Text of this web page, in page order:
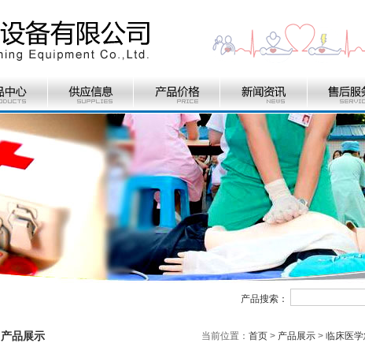
产品搜索：
产品展示 当前位置： 首页 > 产品展示 > 临床医